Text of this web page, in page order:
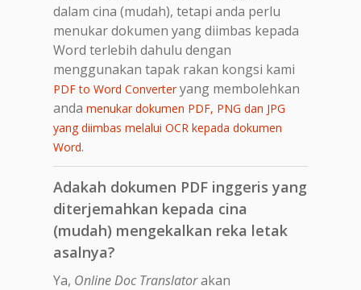
dalam cina (mudah), tetapi anda perlu
menukar dokumen yang diimbas kepada
Word terlebih dahulu dengan
menggunakan tapak rakan kongsi kami
PDF to Word Converteryang membolehkan
anda menukar dokumen PDF, PNG dan JPG
yang diimbas melalui OCR kepada dokumen
Word.
Adakah dokumen PDF inggeris yang
diterjemahkan kepada cina
(mudah) mengekalkan reka letak
asalnya?
Ya, Online Doc Translatorakan